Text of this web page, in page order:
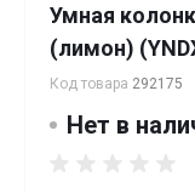
Умная
(лимон)
Код товара 292175
Нет в